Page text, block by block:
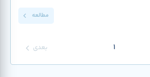
مطالعه
1 بعدی